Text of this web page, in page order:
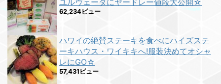
ユルヴェーダにヤードレー値段大公開☆
62,234ビュー
ハワイの絶賛ステーキを食べにハイズステ
ーキハウス・ワイキキへ!服装決めてオシャ
レにGO☆
57,431ビュー